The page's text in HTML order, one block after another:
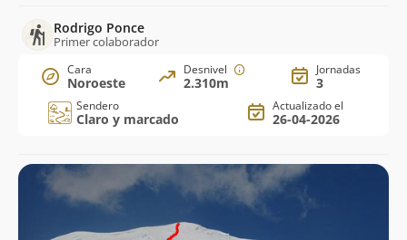
Rodrigo Ponce
Primer colaborador
Cara
Noroeste
Desnivel
2.310m
Jornadas
3
Sendero
Claro y marcado
Actualizado el
26-04-2026